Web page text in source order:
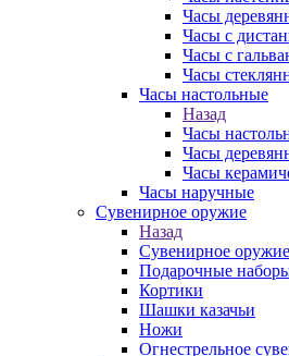
Часы
Часы с
Часы с
Часы
Часы настольные
Назад
Часы
Часы
Часы
Часы наручные
Сувенирное оружие
Назад
Сувенирное оружие
Подарочные
Кортики
Шашки казачьи
Ножи
Огнестрельное